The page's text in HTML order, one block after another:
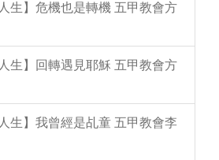
生】危機也是轉機 五甲教會方
生】回轉遇見耶穌 五甲教會方
生】我曾經是乩童 五甲教會李